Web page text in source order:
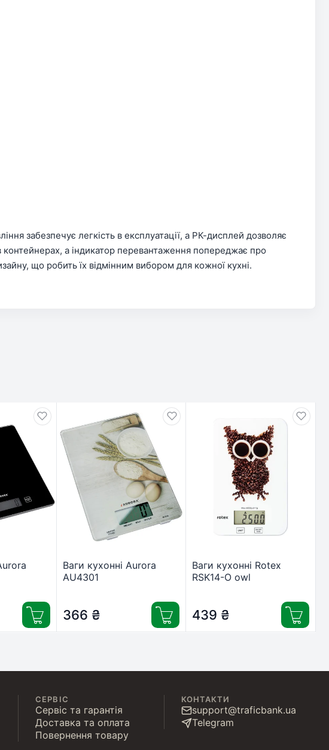
забезпечує легкість в експлуатації, а РК-дисплей дозволяє
контейнерах, а індикатор перевантаження попереджає про
що робить їх відмінним вибором для кожної кухні.
Ваги кухонні Aurora
AU4301
366 ₴
Ваги кухонні Rotex
RSK14-O owl
439 ₴
СЕРВІС
Сервіс та гарантія
Доставка та оплата
Повернення товару
КОНТАКТИ
support@traficbank.ua
Telegram